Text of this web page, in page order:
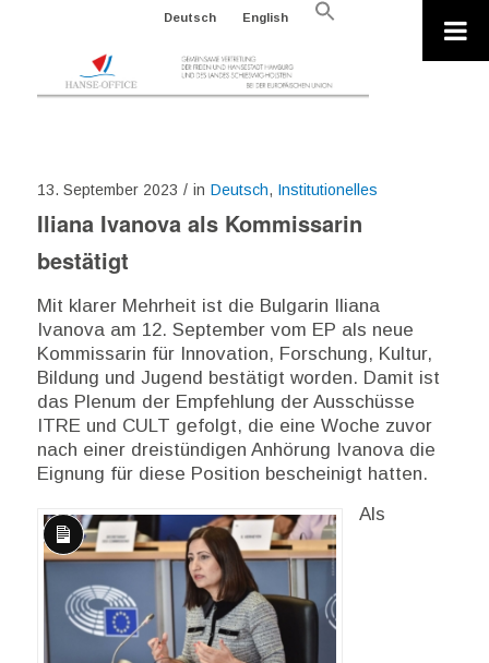
Deutsch English
Search
13. September 2023 / in Deutsch, Institutionelles
Iliana Ivanova als Kommissarin
bestätigt
Mit klarer Mehrheit ist die Bulgarin Iliana
Ivanova am 12. September vom EP als neue
Kommissarin für Innovation, Forschung, Kultur,
Bildung und Jugend bestätigt worden. Damit ist
das Plenum der Empfehlung der Ausschüsse
ITRE und CULT gefolgt, die eine Woche zuvor
nach einer dreistündigen Anhörung Ivanova die
Eignung für diese Position bescheinigt hatten.
Lange
Als